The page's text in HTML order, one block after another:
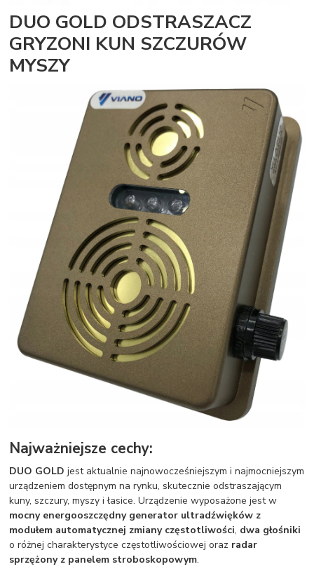
DUO GOLD ODSTRASZACZ
GRYZONI KUN SZCZURÓW
MYSZY
Najważniejsze cechy:
DUO GOLD jest aktualnie najnowocześniejszym i najmocniejszym
urządzeniem dostępnym na rynku, skutecznie odstraszającym
kuny, szczury, myszy i łasice. Urządzenie wyposażone jest w
mocny energooszczędny generator ultradźwięków z
modułem automatycznej zmiany częstotliwości, dwa głośniki
o różnej charakterystyce częstotliwościowej oraz radar
sprzężony z panelem stroboskopowym.